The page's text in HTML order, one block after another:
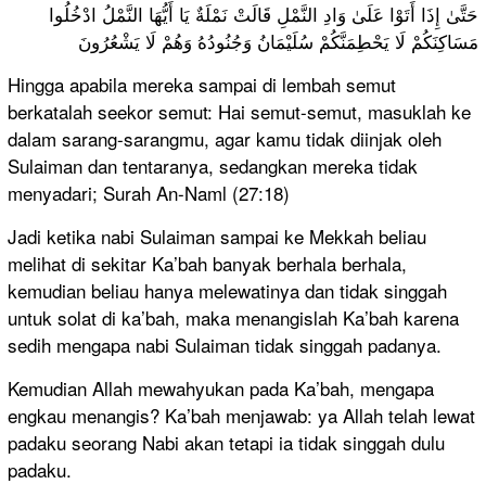
حَتَّىٰ إِذَا أَتَوْا عَلَىٰ وَادِ النَّمْلِ قَالَتْ نَمْلَةٌ يَا أَيُّهَا النَّمْلُ ادْخُلُوا
مَسَاكِنَكُمْ لَا يَحْطِمَنَّكُمْ سُلَيْمَانُ وَجُنُودُهُ وَهُمْ لَا يَشْعُرُونَ
Hingga apabila mereka sampai di lembah semut
berkatalah seekor semut: Hai semut-semut, masuklah ke
dalam sarang-sarangmu, agar kamu tidak diinjak oleh
Sulaiman dan tentaranya, sedangkan mereka tidak
menyadari; Surah An-Naml (27:18)
Jadi ketika nabi Sulaiman sampai ke Mekkah beliau
melihat di sekitar Ka’bah banyak berhala berhala,
kemudian beliau hanya melewatinya dan tidak singgah
untuk solat di ka’bah, maka menangislah Ka’bah karena
sedih mengapa nabi Sulaiman tidak singgah padanya.
Kemudian Allah mewahyukan pada Ka’bah, mengapa
engkau menangis? Ka’bah menjawab: ya Allah telah lewat
padaku seorang Nabi akan tetapi ia tidak singgah dulu
padaku.